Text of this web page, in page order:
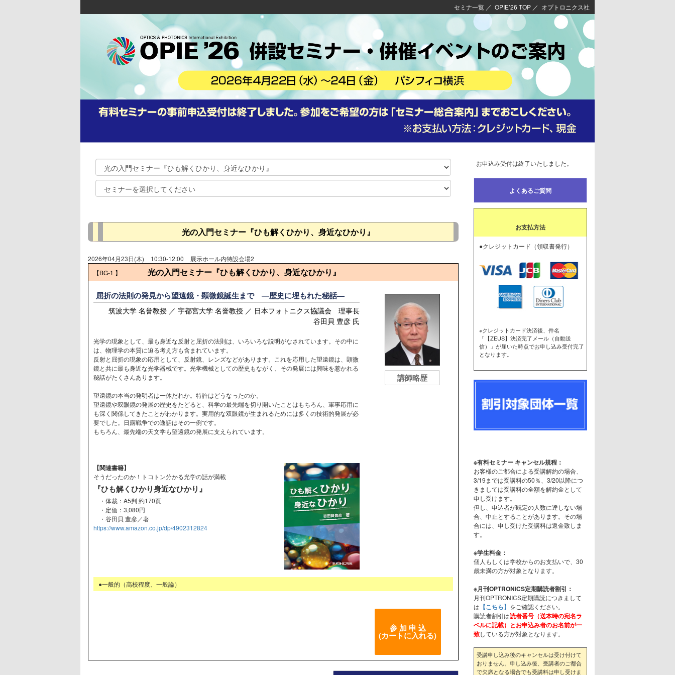
セミナ一覧 ／ OPIE’26 TOP ／ オプトロニクス社
光の入門セミナー『ひも解くひかり、身近なひかり』
2026年04月23日(木) 10:30-12:00
展示ホール内特設会場2
【BG-1 】 光の入門セミナー『ひも解くひかり、身近なひかり』
屈折の法則の発見から望遠鏡・顕微鏡誕生まで ―歴史に埋もれた秘話—
筑波大学 名誉教授 ／ 宇都宮大学 名誉教授 ／ 日本フォトニクス協議会 理事長
谷田貝 豊彦 氏
光学の現象として、最も身近な反射と屈折の法則は、いろいろな説明がなされています。その中に
は、物理学の本質に迫る考え方も含まれています。
反射と屈折の現象の応用として、反射鏡、レンズなどがあります。これを応用した望遠鏡は、顕微
鏡と共に最も身近な光学器械です。光学機械としての歴史もながく、その発展には興味を惹かれる
秘話がたくさんあります。
望遠鏡の本当の発明者は一体だれか。特許はどうなったのか。
望遠鏡や双眼鏡の発展の歴史をたどると、科学の最先端を切り開いたことはもちろん、軍事応用に
も深く関係してきたことがわかります。実用的な双眼鏡が生まれるためには多くの技術的発展が必
要でした。日露戦争での逸話はその一例です。
もちろん、最先端の天文学も望遠鏡の発展に支えられています。
【関連書籍】
そうだったのか！トコトン分かる光学の話が満載
『ひも解くひかり身近なひかり』
・体裁：A5判 約170頁
・定価：3,080円
・谷田貝 豊彦／著
https://www.amazon.co.jp/dp/4902312824
講師略歴
●一般的（高校程度、一般論）
参 加 申 込
(カートに入れる)
お申込み受付は終了いたしました。
よくあるご質問
お支払方法
●クレジットカード（領収書発行）
※クレジットカード決済後、件名
「【ZEUS】決済完了メール（自動送
信）」が届いた時点でお申し込み受付完了
となります。
※有料セミナー キャンセル規程：
お客様のご都合による受講解約の場合、
3/19までは受講料の50％、3/20以降につ
きましては受講料の全額を解約金として
申し受けます。
但し、申込者が既定の人数に達しない場
合、中止とすることがあります。その場
合には、申し受けた受講料は返金致しま
す。
※学生料金：
個人もしくは学校からのお支払いで、30
歳未満の方が対象となります。
※月刊OPTRONICS定期購読者割引：
月刊OPTRONICS定期購読につきまして
は 【こちら】 をご確認ください。
購読者割引は読者番号（送本時の宛名ラ
ベルに記載）とお申込み者のお名前が一
致している方が対象となります。
受講申し込み後のキャンセルは受け付けて
おりません。申し込み後、受講者のご都合
で欠席となる場合でも受講料は申し受けま